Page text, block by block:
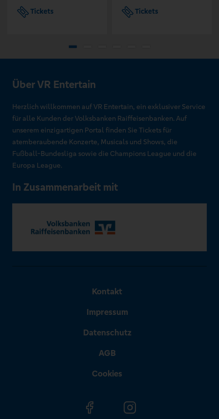
Tickets Tickets
Über VR Entertain
Herzlich willkommen auf VR Entertain, ein exklusiver Service
für alle Kunden der Volksbanken Raiffeisenbanken. Auf
unserem einzigartigen Portal finden Sie Tickets für
atemberaubende Konzerte, Musicals und Shows, die
Fußball-Bundesliga sowie die Champions League und die
Europa League.
In Zusammenarbeit mit
Kontakt
Impressum
Datenschutz
AGB
Cookies